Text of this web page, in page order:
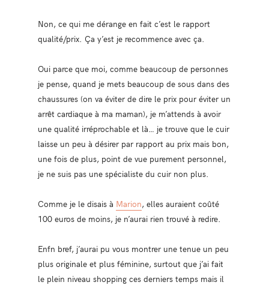
Non, ce qui me dérange en fait c’est le rapport
qualité/prix. Ça y’est je recommence avec ça.
Oui parce que moi, comme beaucoup de personnes
je pense, quand je mets beaucoup de sous dans des
chaussures (on va éviter de dire le prix pour éviter un
arrêt cardiaque à ma maman), je m’attends à avoir
une qualité irréprochable et là… je trouve que le cuir
laisse un peu à désirer par rapport au prix mais bon,
une fois de plus, point de vue purement personnel,
je ne suis pas une spécialiste du cuir non plus.
Comme je le disais à Marion, elles auraient coûté
100 euros de moins, je n’aurai rien trouvé à redire.
Enfn bref, j’aurai pu vous montrer une tenue un peu
plus originale et plus féminine, surtout que j’ai fait
le plein niveau shopping ces derniers temps mais il